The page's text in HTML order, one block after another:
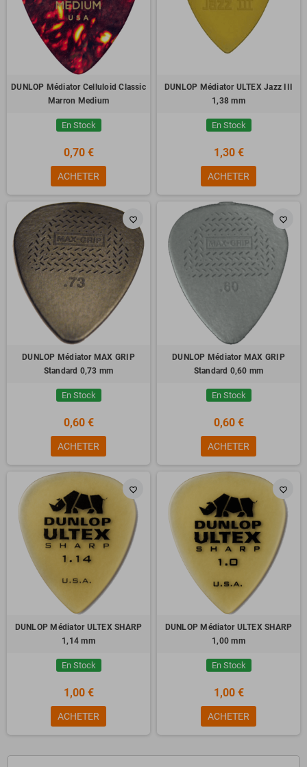
DUNLOP Médiator Celluloid Classic
Marron Medium
En Stock
0,70 €
ACHETER
DUNLOP Médiator ULTEX Jazz III
1,38 mm
En Stock
1,30 €
ACHETER
favorite_border
DUNLOP Médiator MAX GRIP
Standard 0,73 mm
En Stock
0,60 €
ACHETER
favorite_border
DUNLOP Médiator MAX GRIP
Standard 0,60 mm
En Stock
0,60 €
ACHETER
favorite_border
DUNLOP Médiator ULTEX SHARP
1,14 mm
En Stock
1,00 €
ACHETER
favorite_border
DUNLOP Médiator ULTEX SHARP
1,00 mm
En Stock
1,00 €
ACHETER